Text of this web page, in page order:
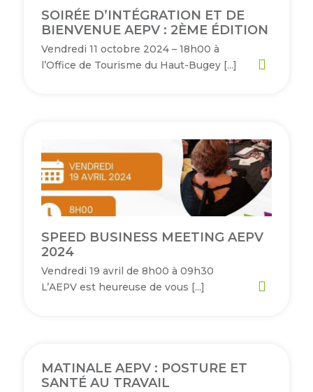
Semaine
de
l’industrie
collaboratifs
Agenda
Newsletter
SOIRÉE D’INTÉGRATION ET DE
BIENVENUE AEPV : 2ÈME ÉDITION
Vendredi 11 octobre 2024 – 18h00 à
l’Office de Tourisme du Haut-Bugey […]
SPEED BUSINESS MEETING AEPV
2024
Vendredi 19 avril de 8h00 à 09h30
L’AEPV est heureuse de vous […]
MATINALE AEPV : POSTURE ET
SANTÉ AU TRAVAIL